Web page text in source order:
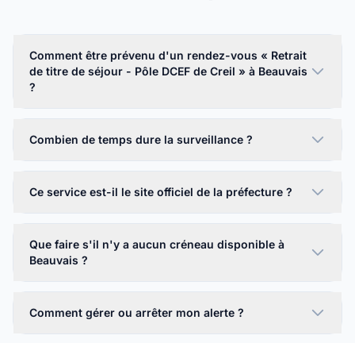
Comment être prévenu d'un rendez-vous « Retrait
de titre de séjour - Pôle DCEF de Creil » à Beauvais
?
Combien de temps dure la surveillance ?
Ce service est-il le site officiel de la préfecture ?
Que faire s'il n'y a aucun créneau disponible à
Beauvais ?
Comment gérer ou arrêter mon alerte ?